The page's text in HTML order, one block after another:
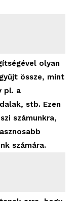
olyan
össze, mint
pl. a
stb. Ezen
számunkra,
számára.